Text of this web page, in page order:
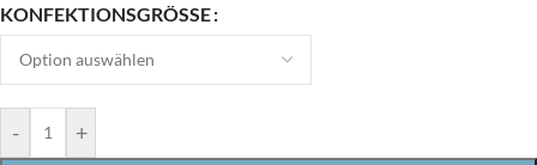
KONFEKTIONSGRÖSSE
- +